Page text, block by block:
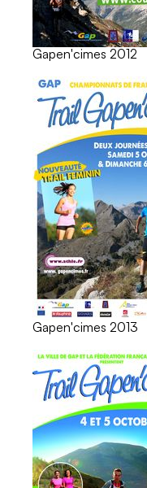
Gapen'cimes 2012
Gapen'cimes 2013